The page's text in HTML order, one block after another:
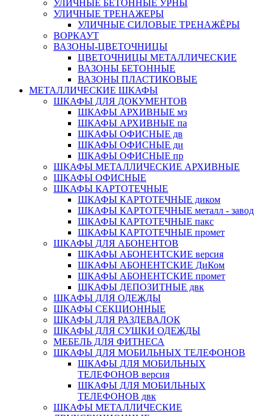
УЛИЧНЫЕ БЕТОННЫЕ УРНЫ
УЛИЧНЫЕ ТРЕНАЖЕРЫ
УЛИЧНЫЕ СИЛОВЫЕ ТРЕНАЖЁРЫ
ВОРКАУТ
ВАЗОНЫ-ЦВЕТОЧНИЦЫ
ЦВЕТОЧНИЦЫ МЕТАЛЛИЧЕСКИЕ
ВАЗОНЫ БЕТОННЫЕ
ВАЗОНЫ ПЛАСТИКОВЫЕ
МЕТАЛЛИЧЕСКИЕ ШКАФЫ
ШКАФЫ ДЛЯ ДОКУМЕНТОВ
ШКАФЫ АРХИВНЫЕ мз
ШКАФЫ АРХИВНЫЕ па
ШКАФЫ ОФИСНЫЕ дв
ШКАФЫ ОФИСНЫЕ ди
ШКАФЫ ОФИСНЫЕ пр
ШКАФЫ МЕТАЛЛИЧЕСКИЕ АРХИВНЫЕ
ШКАФЫ ОФИСНЫЕ
ШКАФЫ КАРТОТЕЧНЫЕ
ШКАФЫ КАРТОТЕЧНЫЕ диком
ШКАФЫ КАРТОТЕЧНЫЕ металл - завод
ШКАФЫ КАРТОТЕЧНЫЕ пакс
ШКАФЫ КАРТОТЕЧНЫЕ промет
ШКАФЫ ДЛЯ АБОНЕНТОВ
ШКАФЫ АБОНЕНТСКИЕ версия
ШКАФЫ АБОНЕНТСКИЕ ДиКом
ШКАФЫ АБОНЕНТСКИЕ промет
ШКАФЫ ДЕПОЗИТНЫЕ двк
ШКАФЫ ДЛЯ ОДЕЖДЫ
ШКАФЫ СЕКЦИОННЫЕ
ШКАФЫ ДЛЯ РАЗДЕВАЛОК
ШКАФЫ ДЛЯ СУШКИ ОДЕЖДЫ
МЕБЕЛЬ ДЛЯ ФИТНЕСА
ШКАФЫ ДЛЯ МОБИЛЬНЫХ ТЕЛЕФОНОВ
ШКАФЫ ДЛЯ МОБИЛЬНЫХ
ТЕЛЕФОНОВ версия
ШКАФЫ ДЛЯ МОБИЛЬНЫХ
ТЕЛЕФОНОВ двк
ШКАФЫ МЕТАЛЛИЧЕСКИЕ